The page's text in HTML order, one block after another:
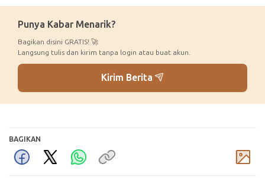
Punya Kabar Menarik?
Bagikan disini GRATIS! 🚀
Langsung tulis dan kirim tanpa login atau buat akun.
Kirim Berita
BAGIKAN